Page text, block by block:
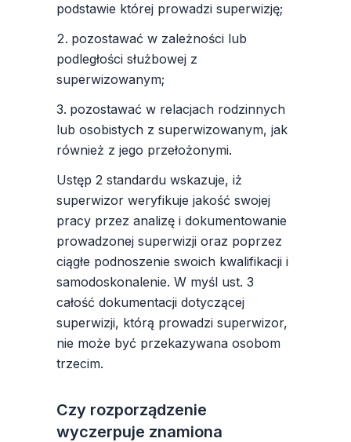
podstawie której prowadzi superwizję;
pozostawać w zależności lub
podległości służbowej z
superwizowanym;
pozostawać w relacjach rodzinnych
lub osobistych z superwizowanym, jak
również z jego przełożonymi.
Ustęp 2 standardu wskazuje, iż
superwizor weryfikuje jakość swojej
pracy przez analizę i dokumentowanie
prowadzonej superwizji oraz poprzez
ciągłe podnoszenie swoich kwalifikacji i
samodoskonalenie. W myśl ust. 3
całość dokumentacji dotyczącej
superwizji, którą prowadzi superwizor,
nie może być przekazywana osobom
trzecim.
Czy rozporządzenie
wyczerpuje znamiona